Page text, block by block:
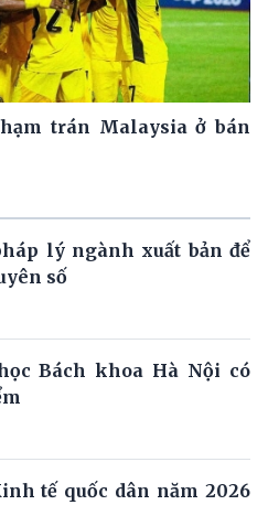
trán Malaysia ở bán
lý ngành xuất bản để
số
Bách khoa Hà Nội có
tế quốc dân năm 2026